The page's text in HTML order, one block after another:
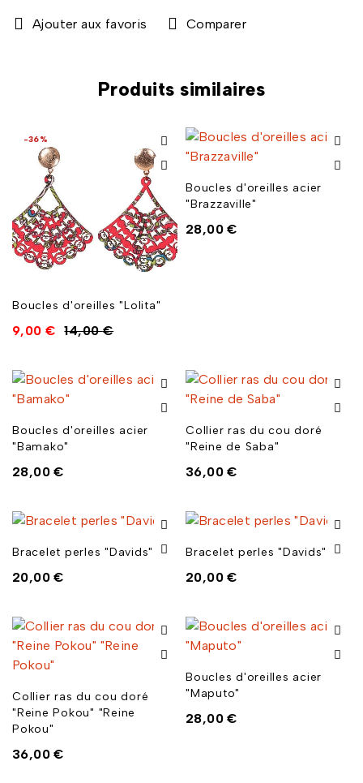
Comparer
Produits similaires
-36%
Boucles d'oreilles "Lolita"
14,00€
9,00 €
Boucles d'oreilles acier
"Brazzaville"
28,00€
Boucles d'oreilles acier
"Bamako"
28,00€
Collier ras du cou doré
"Reine de Saba"
36,00€
Bracelet perles "Davids"
20,00€
Bracelet perles "Davids"
20,00€
Collier ras du cou doré
"Reine Pokou" "Reine
Pokou"
36,00€
Boucles d'oreilles acier
"Maputo"
28,00€